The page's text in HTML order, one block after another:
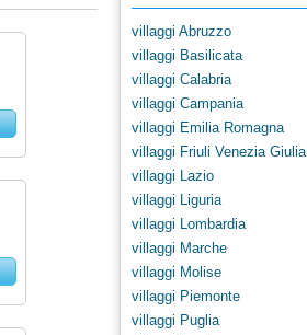
villaggi Abruzzo
villaggi Basilicata
villaggi Calabria
villaggi Campania
villaggi Emilia Romagna
villaggi Friuli Venezia Giulia
villaggi Lazio
villaggi Liguria
villaggi Lombardia
villaggi Marche
villaggi Molise
villaggi Piemonte
villaggi Puglia